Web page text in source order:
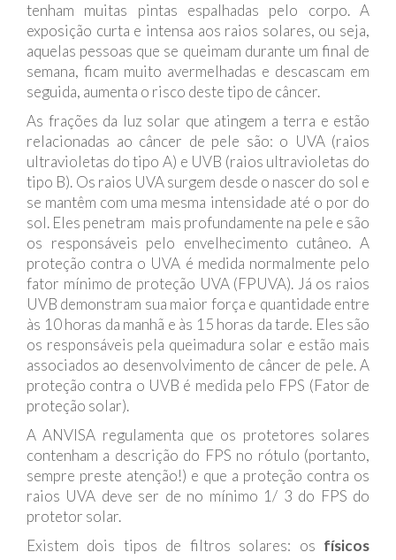
tenham muitas pintas espalhadas pelo corpo. A
exposição curta e intensa aos raios solares, ou seja,
aquelas pessoas que se queimam durante um final de
semana, ficam muito avermelhadas e descascam em
seguida, aumenta o risco deste tipo de câncer.
As frações da luz solar que atingem a terra e estão
relacionadas ao câncer de pele são: o UVA (raios
ultravioletas do tipo A) e UVB (raios ultravioletas do
tipo B). Os raios UVA surgem desde o nascer do sol e
se mantêm com uma mesma intensidade até o por do
sol. Eles penetram mais profundamente na pele e são
os responsáveis pelo envelhecimento cutâneo. A
proteção contra o UVA é medida normalmente pelo
fator mínimo de proteção UVA (FPUVA). Já os raios
UVB demonstram sua maior força e quantidade entre
às 10 horas da manhã e às 15 horas da tarde. Eles são
os responsáveis pela queimadura solar e estão mais
associados ao desenvolvimento de câncer de pele. A
proteção contra o UVB é medida pelo FPS (Fator de
proteção solar).
A ANVISA regulamenta que os protetores solares
contenham a descrição do FPS no rótulo (portanto,
sempre preste atenção!) e que a proteção contra os
raios UVA deve ser de no mínimo 1/ 3 do FPS do
protetor solar.
Existem dois tipos de filtros solares: os físicos